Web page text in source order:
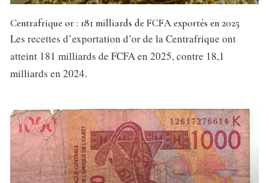
Centrafrique or : 181 milliards de FCFA exportés en 2025
Les recettes d’exportation d’or de la Centrafrique ont
atteint 181 milliards de FCFA en 2025, contre 18,1
milliards en 2024.